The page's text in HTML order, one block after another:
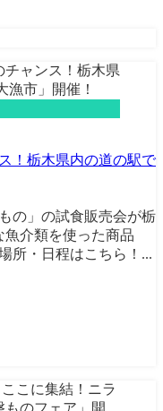
！栃木県内の道の駅で
の」の試食販売会が栃
魚介類を使った商品
所・日程はこちら！...